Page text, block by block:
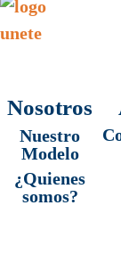
Nosotros
Nuestro
Modelo
¿Quienes
somos?